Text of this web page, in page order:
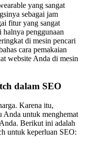
yang sangat
sebagai jam
fitur yang sangat
halnya penggunaan
di mesin pencari
cara pemakaian
website Anda di mesin
dalam SEO
Karena itu,
Anda untuk menghemat
Berikut ini adalah
untuk keperluan SEO: